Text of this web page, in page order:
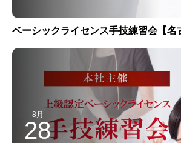
ベーシックライセンス手技練習会【名
8月
28